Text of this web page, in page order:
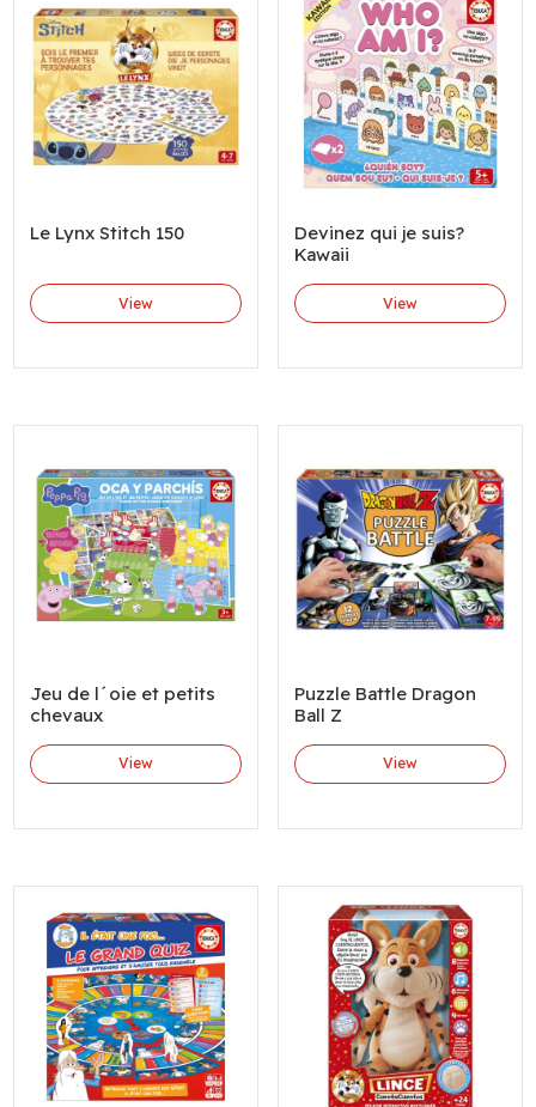
Le Lynx Stitch 150
View
Devinez qui je suis?
Kawaii
View
Jeu de l´oie et petits
chevaux
View
Puzzle Battle Dragon
Ball Z
View